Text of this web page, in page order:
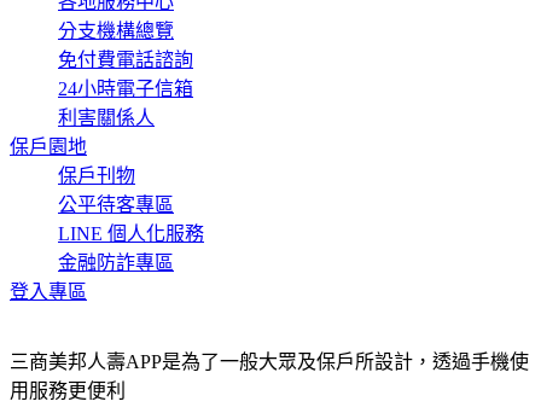
分支機構總覽
免付費電話諮詢
24小時電子信箱
利害關係人
保戶園地
保戶刊物
公平待客專區
LINE 個人化服務
金融防詐專區
登入專區
三商美邦人壽APP是為了一般大眾及保戶所設計，透過手機使
用服務更便利